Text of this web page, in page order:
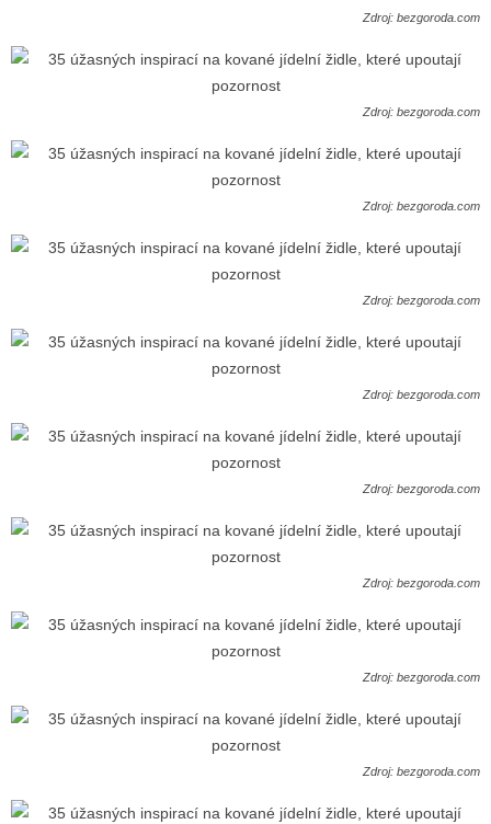
Zdroj: bezgoroda.com
Zdroj: bezgoroda.com
Zdroj: bezgoroda.com
Zdroj: bezgoroda.com
Zdroj: bezgoroda.com
Zdroj: bezgoroda.com
Zdroj: bezgoroda.com
Zdroj: bezgoroda.com
Zdroj: bezgoroda.com